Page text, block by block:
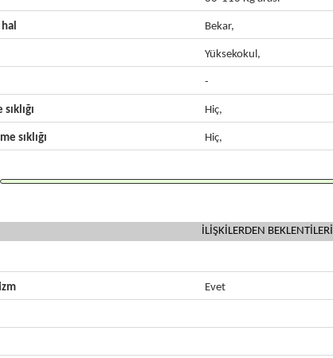
Bekar,
Yüksekokul,
-
Hiç,
sıklığı Hiç,
İLİŞKİLERDEN BEKLENTİLERİ
Evet